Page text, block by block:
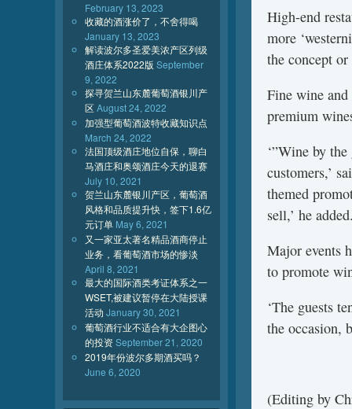
High-end
more
the concept
Fine wine
premium
‘”Wine by
customers,’
themed
sell,’ he
Major events
to promote
‘The guests
the occasion,
(Editing by
February 13, 2023
收藏的酒涨价了，不舍得喝
January 13, 2023
解读波尔多圣爱美浓产区列级
酒庄体系2022版 September
9, 2022
探寻贺兰山东麓葡萄酒银川产
区August 24, 2022
加强型葡萄酒波特收藏知识点
March 24, 2022
法国顶级酒庄地位自保，聊白
马酒庄和奥颂酒庄今天的退赛
July 10, 2021
贺兰山东麓银川产区，葡萄酒
风格和品质提升快，签下1.6亿
元订单 May 6, 2021
又一家亚太著名精品酒商停止
业务，看葡萄酒市场的惨淡
April 8, 2021
最大的国际酒类考证体系之一
WSET,被建议暂停在大陆授课
活动 January 30, 2021
葡萄酒行业不适合有大企图心
的投资September 21, 2020
2019年份波尔多期酒买吗？
June 6, 2020